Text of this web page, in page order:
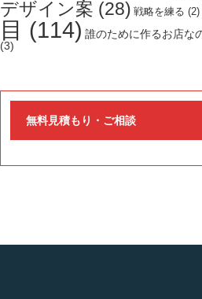
デザイン案 (28) 戦略を練る (2)
目 (114) 誰のために作るお店な
(3)
無料見積もり・ご相談